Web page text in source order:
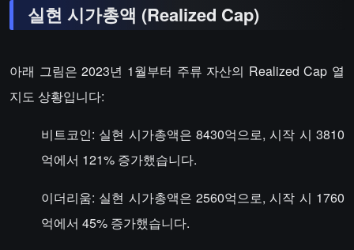
실현 시가총액 (Realized Cap)
아래 그림은 2023년 1월부터 주류 자산의 Realized Cap 열
지도 상황입니다:
비트코인: 실현 시가총액은 8430억으로, 시작 시 3810
억에서 121% 증가했습니다.
이더리움: 실현 시가총액은 2560억으로, 시작 시 1760
억에서 45% 증가했습니다.